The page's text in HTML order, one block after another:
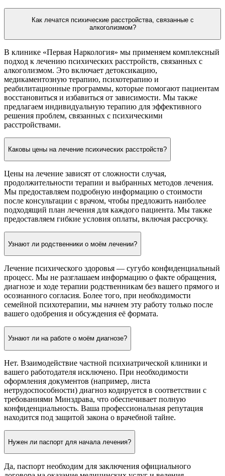
Как лечатся психические расстройства, связанные с
алкоголизмом?
В клинике «Первая Наркология» мы применяем комплексный
подход к лечению психических расстройств, связанных с
алкоголизмом. Это включает детоксикацию,
медикаментозную терапию, психотерапию и
реабилитационные программы, которые помогают пациентам
восстановиться и избавиться от зависимости. Мы также
предлагаем индивидуальную терапию для эффективного
решения проблем, связанных с психическими
расстройствами.
Каковы цены на лечение психических расстройств?
Цены на лечение зависят от сложности случая,
продолжительности терапии и выбранных методов лечения.
Мы предоставляем подробную информацию о стоимости
после консультации с врачом, чтобы предложить наиболее
подходящий план лечения для каждого пациента. Мы также
предоставляем гибкие условия оплаты, включая рассрочку.
Узнают ли родственники о моём лечении?
Лечение психического здоровья — сугубо конфиденциальный
процесс. Мы не разглашаем информацию о факте обращения,
диагнозе и ходе терапии родственникам без вашего прямого и
осознанного согласия. Более того, при необходимости
семейной психотерапии, мы начнем эту работу только после
вашего одобрения и обсуждения её формата.
Узнают ли на работе о моём диагнозе?
Нет. Взаимодействие частной психиатрической клиники и
вашего работодателя исключено. При необходимости
оформления документов (например, листа
нетрудоспособности) диагноз кодируется в соответствии с
требованиями Минздрава, что обеспечивает полную
конфиденциальность. Ваша профессиональная репутация
находится под защитой закона о врачебной тайне.
Нужен ли паспорт для начала лечения?
Да, паспорт необходим для заключения официального